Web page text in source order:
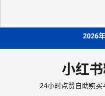
2026
小红
24小时点赞自助购